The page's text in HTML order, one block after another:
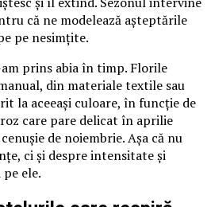
că ne modelează așteptările
pe nesimțite.
prins abia în timp. Florile
din materiale textile sau
la aceeași culoare, în funcție de
care pare delicat în aprilie
de noiembrie. Așa că nu
ci și despre intensitate și
ele.